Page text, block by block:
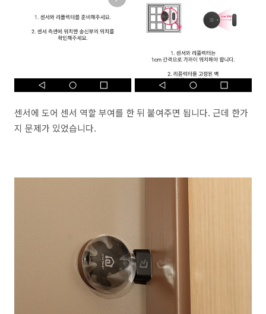
센서에 도어 센서 역할 부여를 한 뒤 붙여주면 됩니다. 근데 한가
지 문제가 있었습니다.